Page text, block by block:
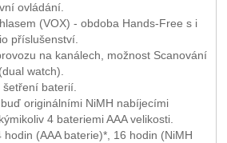
ovládání.
(VOX) - obdoba Hands-Free s i
příslušenství.
na kanálech, možnost Scanování
watch).
baterií.
originálními NiMH nabíjecími
4 bateriemi AAA velikosti.
(AAA baterie)*, 16 hodin (NiMH